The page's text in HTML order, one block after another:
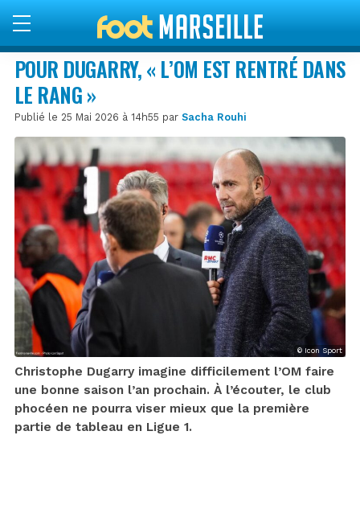
POUR DUGARRY, « L’OM EST RENTRÉ DANS
LE RANG »
Publié le 25 Mai 2026 à 14h55 par Sacha Rouhi
© Icon Sport
Christophe Dugarry imagine difficilement l’OM faire
une bonne saison l’an prochain. À l’écouter, le club
phocéen ne pourra viser mieux que la première
partie de tableau en Ligue 1.